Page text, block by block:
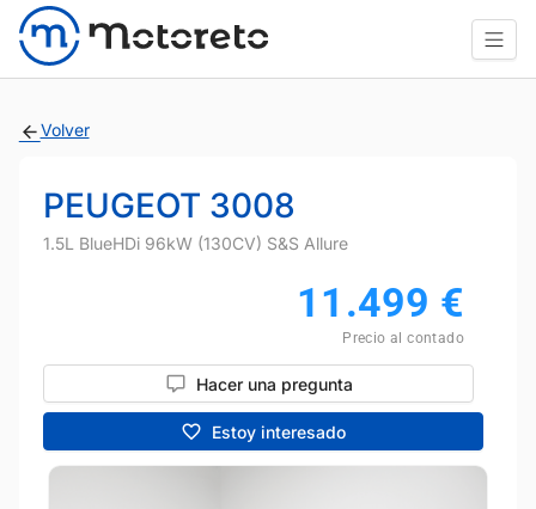
Volver
PEUGEOT 3008
1.5L BlueHDi 96kW (130CV) S&S Allure
11.499 €
Precio al contado
Hacer una pregunta
Estoy interesado